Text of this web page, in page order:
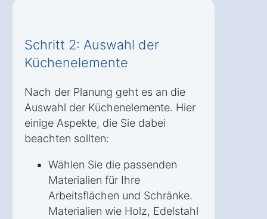
Schritt 2: Auswahl der
Küchenelemente
Nach der Planung geht es an die
Auswahl der Küchenelemente. Hier
einige Aspekte, die Sie dabei
beachten sollten:
Wählen Sie die passenden
Materialien für Ihre
Arbeitsflächen und Schränke.
Materialien wie Holz, Edelstahl